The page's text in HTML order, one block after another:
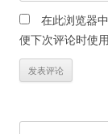
在此浏览器
便下次评论时使用